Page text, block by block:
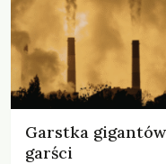
Garstka
garści